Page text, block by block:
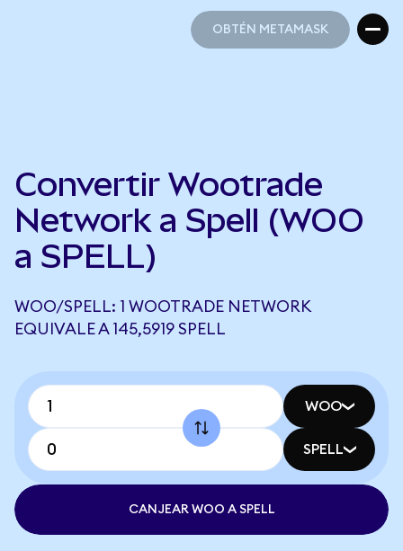
OBTÉN METAMASK
Convertir Wootrade
Network a Spell (WOO
a SPELL)
WOO/SPELL: 1 WOOTRADE NETWORK
EQUIVALE A 145,5919 SPELL
WOO
SPELL
CANJEAR WOO A SPELL